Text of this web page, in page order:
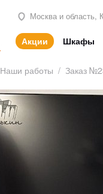
Москва и область,
Акции Шкафы
Наши работы / Заказ